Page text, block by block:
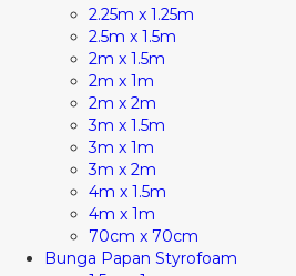
2.25m x 1.25m
2.5m x 1.5m
2m x 1.5m
2m x 1m
2m x 2m
3m x 1.5m
3m x 1m
3m x 2m
4m x 1.5m
4m x 1m
70cm x 70cm
Bunga Papan Styrofoam